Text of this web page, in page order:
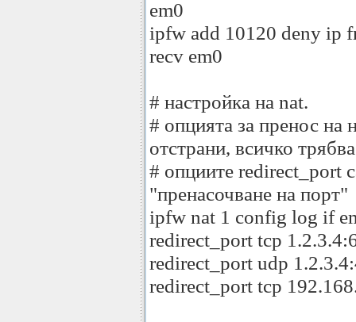
em0
ipfw add 10120 deny ip
recv em0
# настройка на nat.
# опцията за пренос на
отстрани, всичко
# опциите redirect_port
"пренасочване на порт"
ipfw nat 1 config log if
redirect_port tcp
redirect_port udp
redirect_port tcp